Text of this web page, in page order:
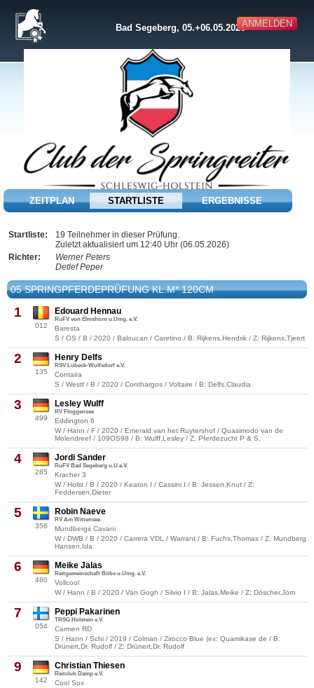
ANMELDEN
Bad Segeberg, 05.+06.05.2026
ZEITPLAN STARTLISTE ERGEBNISSE
Startliste:
19 Teilnehmer in dieser Prüfung.
Zuletzt aktualisiert um 12:40 Uhr (06.05.2026)
Richter:
Werner Peters
Detlef Peper
05 SPRINGPFERDEPRÜFUNG KL.M* 120CM
1
012
Edouard Hennau
RuFV von Elmshorn u.Umg. e.V.
Baresta
S / OS / B / 2020 / Baloucan / Caretino / B: Rijkens,Hendrik / Z: Rijkens,Tjeert
2
135
Henry Delfs
RSV Lübeck-Wulfsdorf e.V.
Contaira
S / Westf / B / 2020 / Conthargos / Voltaire / B: Delfs,Claudia
3
499
Lesley Wulff
RV Floggensee
Eddington 6
W / Hann / F / 2020 / Emerald van het Ruytershof / Quasimodo van de
Molendreef / 109OS98 / B: Wulff,Lesley / Z: Pferdezucht P & S,
4
285
Jordi Sander
RuFV Bad Segeberg u.U.e.V.
Kracher 3
W / Holst / B / 2020 / Keaton I / Cassini I / B: Jessen,Knut / Z:
Feddersen,Dieter
5
356
Robin Naeve
RV Am Wittensee
Mundbergs Cavani
W / DWB / B / 2020 / Carrera VDL / Warrant / B: Fuchs,Thomas / Z: Mundberg
Hansen,Ida
6
480
Meike Jalas
Reitgemeinschaft Böbs u.Umg. e.V.
Vollcool
W / Hann / B / 2020 / Van Gogh / Silvio I / B: Jalas,Meike / Z: Döscher,Jörn
7
054
Peppi Pakarinen
TRSG Holstein e.V.
Carmen RD
S / Hann / Schi / 2019 / Colman / Zirocco Blue (ex: Quamikase de / B:
Drünert,Dr. Rudolf / Z: Drünert,Dr. Rudolf
9
142
Christian Thiesen
Reitclub Damp e.V.
Cool Sox